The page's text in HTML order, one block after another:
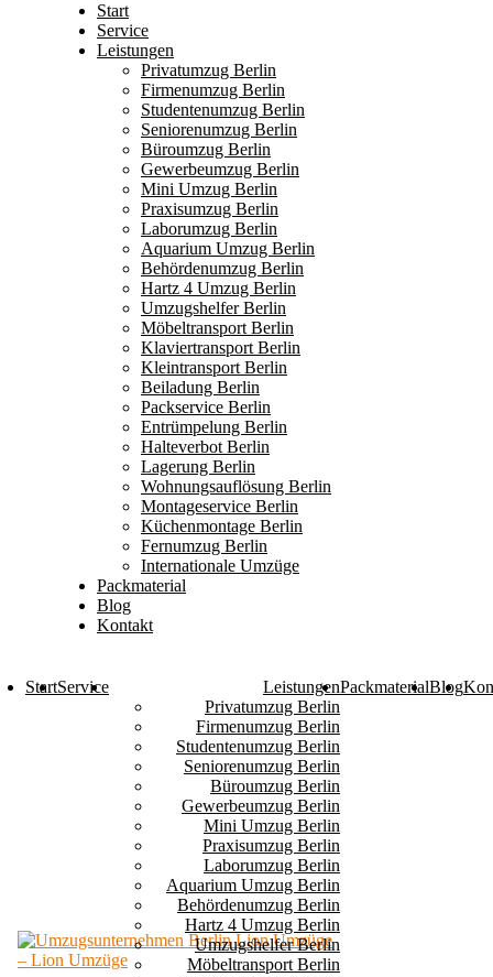
Start
Service
Leistungen
Privatumzug Berlin
Firmenumzug Berlin
Studentenumzug Berlin
Seniorenumzug Berlin
Büroumzug Berlin
Gewerbeumzug Berlin
Mini Umzug Berlin
Praxisumzug Berlin
Laborumzug Berlin
Aquarium Umzug Berlin
Behördenumzug Berlin
Hartz 4 Umzug Berlin
Umzugshelfer Berlin
Möbeltransport Berlin
Klaviertransport Berlin
Kleintransport Berlin
Beiladung Berlin
Packservice Berlin
Entrümpelung Berlin
Halteverbot Berlin
Lagerung Berlin
Wohnungsauflösung Berlin
Montageservice Berlin
Küchenmontage Berlin
Fernumzug Berlin
Internationale Umzüge
Packmaterial
Blog
Kontakt
StartService
Leistungen
Privatumzug Berlin
Firmenumzug Berlin
Studentenumzug Berlin
Seniorenumzug Berlin
Büroumzug Berlin
Gewerbeumzug Berlin
Mini Umzug Berlin
Praxisumzug Berlin
Laborumzug Berlin
Aquarium Umzug Berlin
Behördenumzug Berlin
Hartz 4 Umzug Berlin
Umzugshelfer Berlin
Möbeltransport Berlin
PackmaterialBlog